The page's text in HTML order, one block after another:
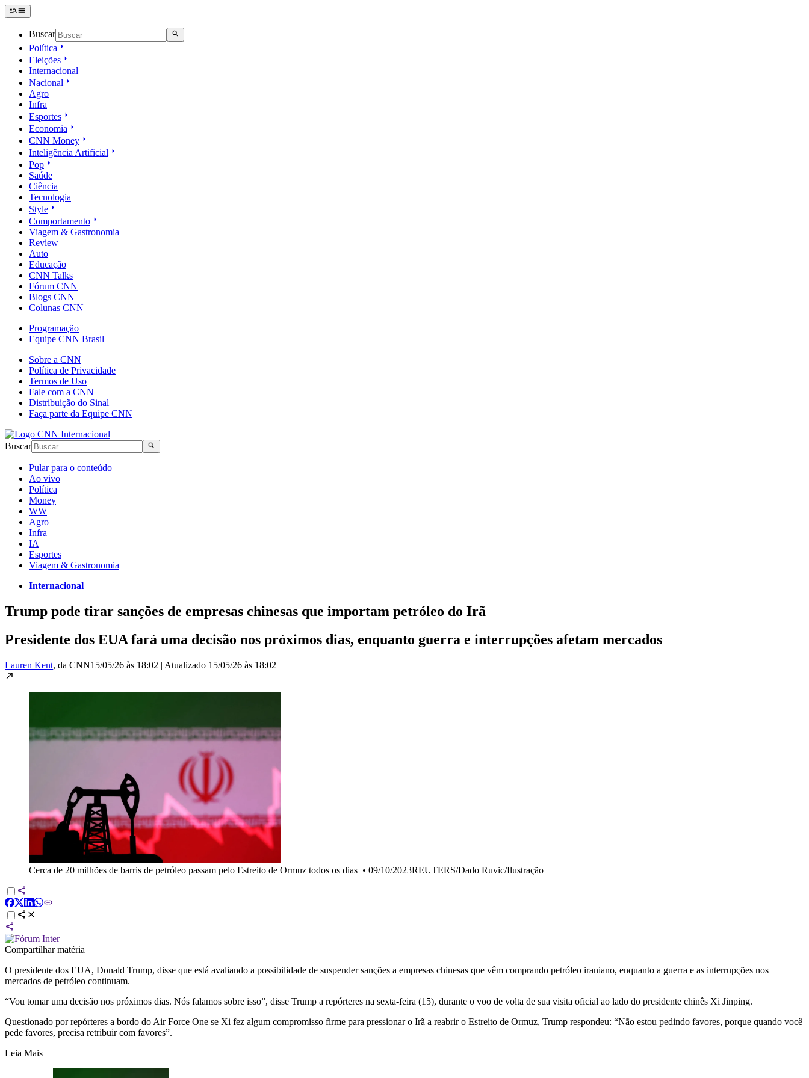
Buscar
Política
Eleições
Internacional
Nacional
Agro
Infra
Esportes
Economia
CNN Money
Inteligência Artificial
Pop
Saúde
Ciência
Tecnologia
Style
Comportamento
Viagem & Gastronomia
Review
Auto
Educação
CNN Talks
Fórum CNN
Blogs CNN
Colunas CNN
Programação
Equipe CNN Brasil
Sobre a CNN
Política de Privacidade
Termos de Uso
Fale com a CNN
Distribuição do Sinal
Faça parte da Equipe CNN
Buscar
Pular para o conteúdo
Ao vivo
Política
Money
WW
Agro
Infra
IA
Esportes
Viagem & Gastronomia
Internacional
Trump pode tirar sanções de empresas chinesas que importam petróleo do Irã
Presidente dos EUA fará uma decisão nos próximos dias, enquanto guerra e interrupções afetam mercados
Lauren Kent, da CNN15/05/26 às 18:02 | Atualizado 15/05/26 às 18:02
Cerca de 20 milhões de barris de petróleo passam pelo Estreito de Ormuz todos os dias • 09/10/2023REUTERS/Dado Ruvic/Ilustração
Compartilhar matéria
O presidente dos EUA, Donald Trump, disse que está avaliando a possibilidade de suspender sanções a empresas chinesas que vêm comprando petróleo iraniano, enquanto a guerra e as interrupções nos
mercados de petróleo continuam.
“Vou tomar uma decisão nos próximos dias. Nós falamos sobre isso”, disse Trump a repórteres na sexta-feira (15), durante o voo de volta de sua visita oficial ao lado do presidente chinês Xi Jinping.
Questionado por repórteres a bordo do Air Force One se Xi fez algum compromisso firme para pressionar o Irã a reabrir o Estreito de Ormuz, Trump respondeu: “Não estou pedindo favores, porque quando você
pede favores, precisa retribuir com favores”.
Leia Mais